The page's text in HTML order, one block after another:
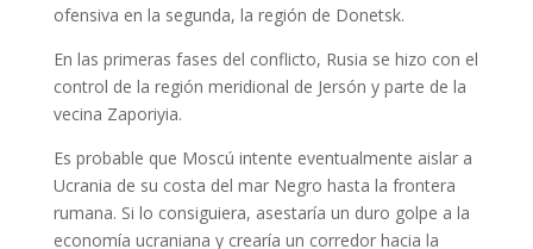
ofensiva en la segunda, la región de Donetsk.
En las primeras fases del conflicto, Rusia se hizo con el
control de la región meridional de Jersón y parte de la
vecina Zaporiyia.
Es probable que Moscú intente eventualmente aislar a
Ucrania de su costa del mar Negro hasta la frontera
rumana. Si lo consiguiera, asestaría un duro golpe a la
economía ucraniana y crearía un corredor hacia la